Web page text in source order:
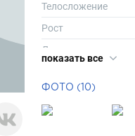
Телосложение
Рост
Длина волос
Цвет глаз
показать все
ФОТО (10)